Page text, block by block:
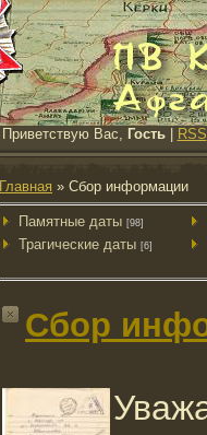
Приветствую Вас, Гость| RSS
Главная » Сбор информации
Памятные даты [98]
Трагические даты [6]
Сбор